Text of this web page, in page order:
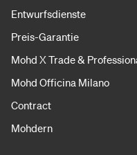
Entwurfsdienste
Preis-Garantie
Mohd X Trade &
Mohd Officina Milano
Contract
Mohdern